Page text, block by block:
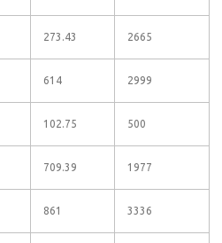
273.43 2665
614 2999
102.75 500
709.39 1977
861 3336